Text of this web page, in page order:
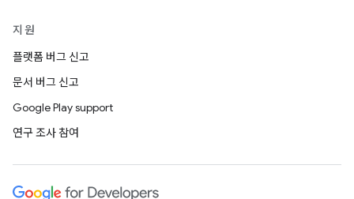
지원
플랫폼 버그 신고
문서 버그 신고
Google Play support
연구 조사 참여